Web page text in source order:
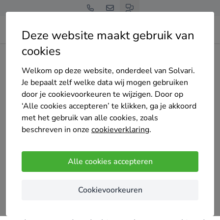
Deze website maakt gebruik van
cookies
Welkom op deze website, onderdeel van Solvari.
Je bepaalt zelf welke data wij mogen gebruiken
door je cookievoorkeuren te wijzigen. Door op
‘Alle cookies accepteren’ te klikken, ga je akkoord
met het gebruik van alle cookies, zoals
beschreven in onze cookieverklaring.
Alle cookies accepteren
Cookievoorkeuren
Home Bedrijven overzicht
Pro painting
(2 reviews)
BINNEN EN BUITEN